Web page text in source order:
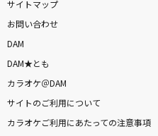
サイトマップ
お問い合わせ
DAM
DAM★とも
カラオケ＠DAM
サイトのご利用について
カラオケご利用にあたっての注意事項